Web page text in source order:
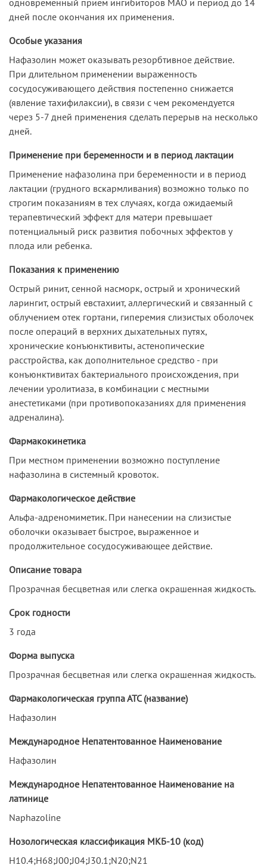
дней после окончания их применения.
Особые указания
Нафазолин может оказывать резорбтивное действие.
При длительном применении выраженность
сосудосуживающего действия постепенно снижается
(явление тахифилаксии), в связи с чем рекомендуется
через 5-7 дней применения сделать перерыв на несколько
дней.
Применение при беременности и в период лактации
Применение нафазолина при беременности и в период
лактации (грудного вскармливания) возможно только по
строгим показаниям в тех случаях, когда ожидаемый
терапевтический эффект для матери превышает
потенциальный риск развития побочных эффектов у
плода или ребенка.
Показания к применению
Острый ринит, сенной насморк, острый и хронический
ларингит, острый евстахиит, аллергический и связанный с
облучением отек гортани, гиперемия слизистых оболочек
после операций в верхних дыхательных путях,
хронические конъюнктивиты, астенопические
расстройства, как дополнительное средство - при
конъюнктивитах бактериального происхождения, при
лечении уролитиаза, в комбинации с местными
анестетиками (при противопоказаниях для применения
адреналина).
Фармакокинетика
При местном применении возможно поступление
нафазолина в системный кровоток.
Фармакологическое действие
Альфа-адреномиметик. При нанесении на слизистые
оболочки оказывает быстрое, выраженное и
продолжительное сосудосуживающее действие.
Описание товара
Прозрачная бесцветная или слегка окрашенная жидкость.
Срок годности
3 года
Форма выпуска
Прозрачная бесцветная или слегка окрашенная жидкость.
Фармакологическая группа АТС (название)
Нафазолин
Международное Непатентованное Наименование
Нафазолин
Международное Непатентованное Наименование на
латинице
Naphazoline
Нозологическая классификация МКБ-10 (код)
H10.4;H68;J00;J04;J30.1;N20;N21